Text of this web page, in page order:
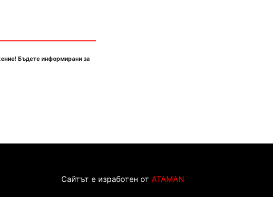
Бъдете информирани за
Сайтът е изработен от ATAMAN